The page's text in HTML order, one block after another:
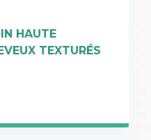
HAUTE
TEXTURÉS